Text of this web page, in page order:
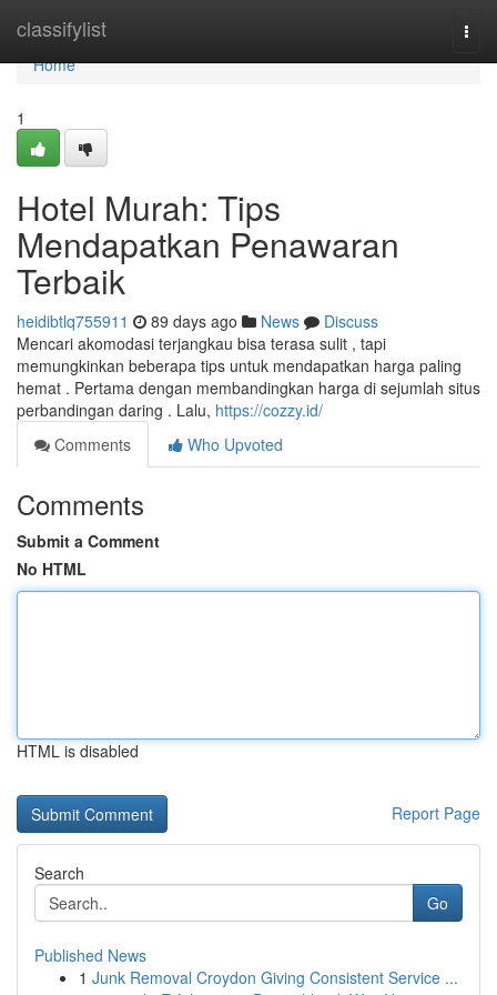
classifylist
Home
Home
1
Hotel Murah: Tips
Mendapatkan Penawaran
Terbaik
heidibtlq755911 89 days ago News
Discuss
Mencari akomodasi terjangkau bisa terasa sulit , tapi
memungkinkan beberapa tips untuk mendapatkan harga paling
hemat . Pertama dengan membandingkan harga di sejumlah situs
perbandingan daring . Lalu, https://cozzy.id/
Comments
Who Upvoted
Comments
Submit a Comment
No HTML
HTML is disabled
Report Page
Search
Go
Published News
1 Junk Removal Croydon Giving Consistent Service ...